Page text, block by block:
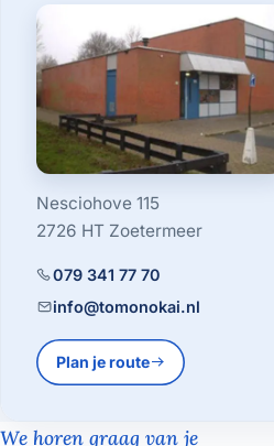
Nesciohove 115
2726 HT Zoetermeer
079 341 77 70
info@tomonokai.nl
Plan je route
We horen graag van je